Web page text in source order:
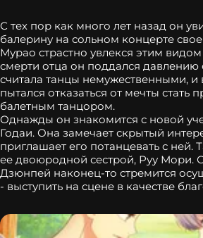
С тех пор как много лет назад он
балерину на сольном концерте
Мурао страстно увлекся этим
смерти отца он поддался давлению
считала танцы немужественными, и
пытался отказаться от мечты стать
балетным танцором.
Однажды он знакомится с новой
Годаи. Она замечает скрытый
приглашает его потанцевать с ней.
ее двоюродной сестрой, Руу Мори.
Дзюнпей наконец-то стремится
- выступить на сцене в качестве